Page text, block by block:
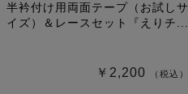
半衿付け用両面テープ（お試しサ
イズ）＆レースセット『えりチ...
￥2,200 （税込）